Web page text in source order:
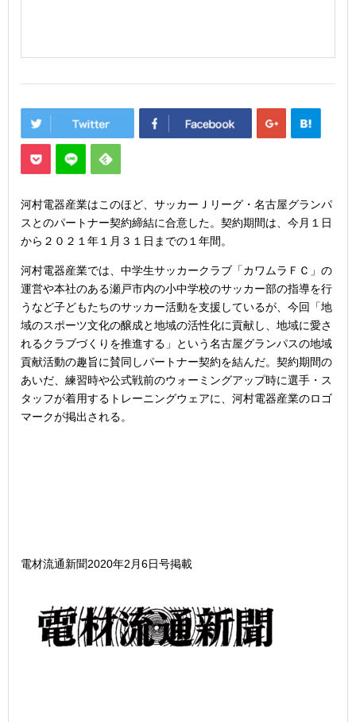
河村電器産業はこのほど、サッカーＪリーグ・名古屋グランパ
スとのパートナー契約締結に合意した。契約期間は、今月１日
から２０２１年１月３１日までの１年間。
河村電器産業では、中学生サッカークラブ「カワムラＦＣ」の
運営や本社のある瀬戸市内の小中学校のサッカー部の指導を行
うなど子どもたちのサッカー活動を支援しているが、今回「地
域のスポーツ文化の醸成と地域の活性化に貢献し、地域に愛さ
れるクラブづくりを推進する」という名古屋グランパスの地域
貢献活動の趣旨に賛同しパートナー契約を結んだ。契約期間の
あいだ、練習時や公式戦前のウォーミングアップ時に選手・ス
タッフが着用するトレーニングウェアに、河村電器産業のロゴ
マークが掲出される。
電材流通新聞2020年2月6日号掲載